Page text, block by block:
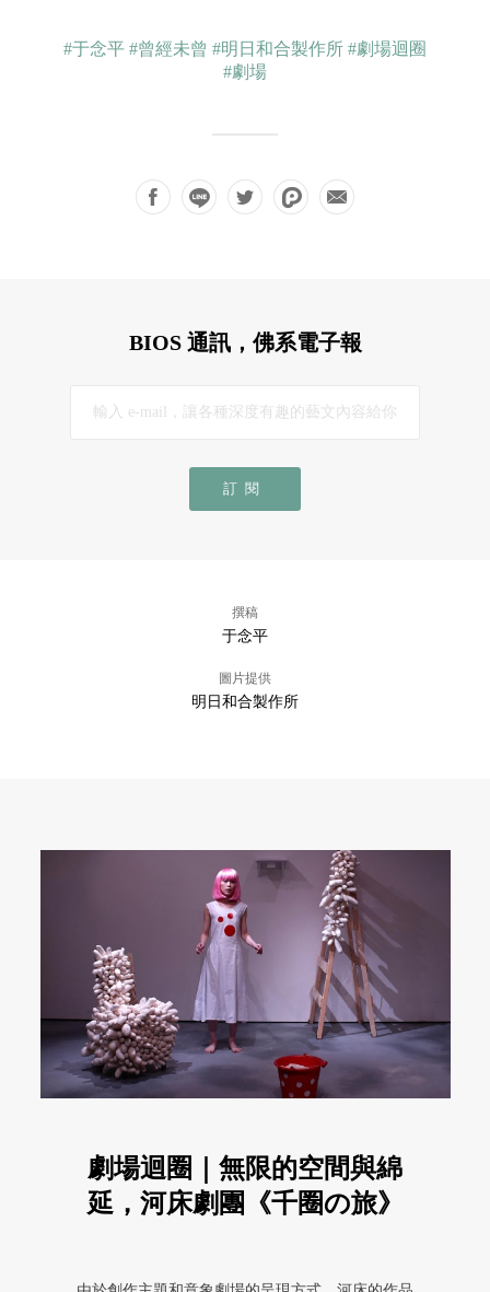
#于念平 #曾經未曾 #明日和合製作所 #劇場迴圈
#劇場
BIOS 通訊，佛系電子報
訂閱
撰稿
于念平
圖片提供
明日和合製作所
劇場迴圈｜無限的空間與綿
延，河床劇團《千圈の旅》